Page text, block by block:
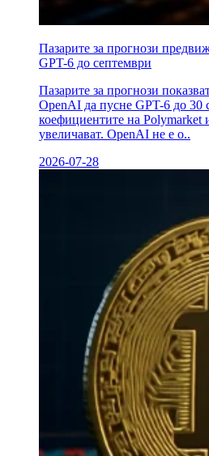
Пазарите за прогнози
GPT-6 до септември
Пазарите за прогнози
OpenAI да пусне GPT-6 до 30
коефициентите на Polymarket
увеличават. OpenAI не е о..
2026-07-28